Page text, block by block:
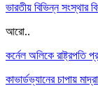
ভারতীয় বিভিন্ন সংস্থার
আরো..
কর্নেল অলিকে রাষ্ট্রপতি
কাভার্ডভ্যানের চাপায়